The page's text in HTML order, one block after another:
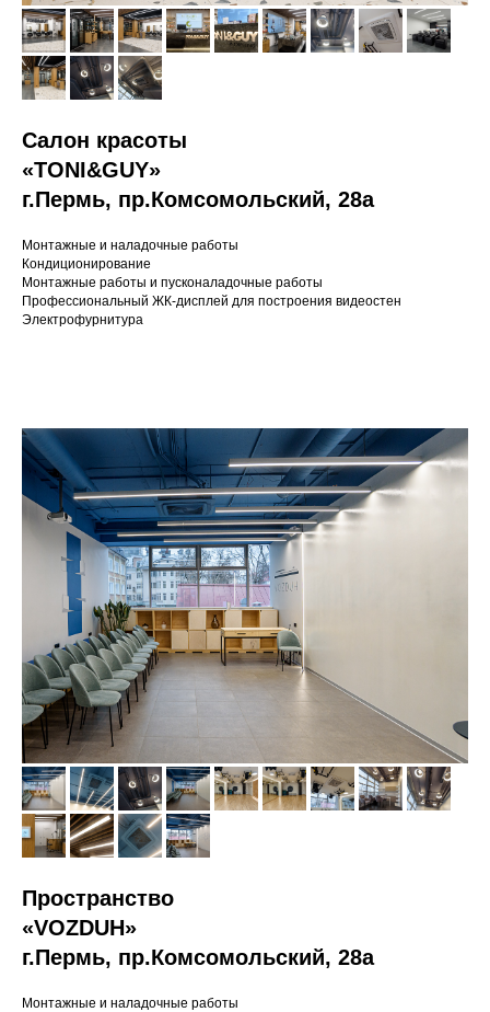
Салон красоты
«TONI&GUY»
г.Пермь, пр.Комсомольский, 28а
Монтажные и наладочные работы
Кондиционирование
Монтажные работы и пусконаладочные работы
Профессиональный ЖК-дисплей для построения видеостен
Электрофурнитура
Пространство
«VOZDUH»
г.Пермь, пр.Комсомольский, 28а
Монтажные и наладочные работы